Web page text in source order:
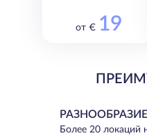
от € 19
Более 20 локаций